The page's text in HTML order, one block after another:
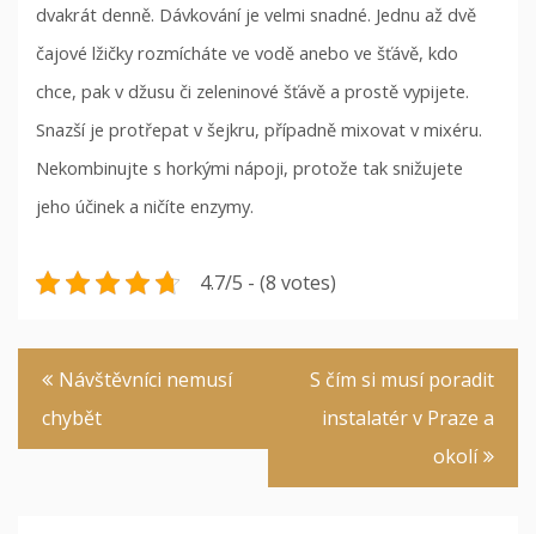
dvakrát denně. Dávkování je velmi snadné. Jednu až dvě
čajové lžičky rozmícháte ve vodě anebo ve šťávě, kdo
chce, pak v džusu či zeleninové šťávě a prostě vypijete.
Snazší je protřepat v šejkru, případně mixovat v mixéru.
Nekombinujte s horkými nápoji, protože tak snižujete
jeho účinek a ničíte enzymy.
4.7/5 - (8 votes)
Navigace
pro
příspěvek
Návštěvníci nemusí
chybět
S čím si musí poradit
instalatér v Praze a
okolí